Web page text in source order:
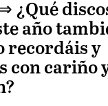
¿Qué
año
recordáis y
con cariño